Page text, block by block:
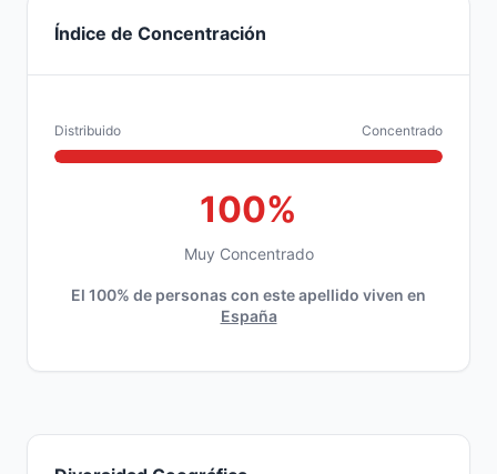
Índice de Concentración
Distribuido Concentrado
100%
Muy Concentrado
El 100% de personas con este apellido viven en
España